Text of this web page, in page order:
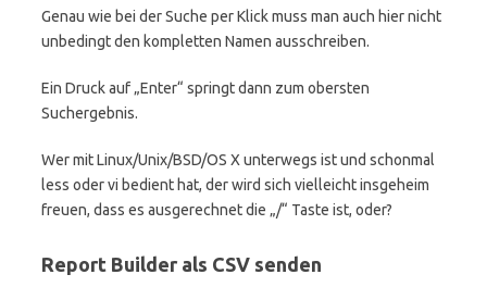
Genau wie bei der Suche per Klick muss man auch hier nicht
unbedingt den kompletten Namen ausschreiben.
Ein Druck auf „Enter“ springt dann zum obersten
Suchergebnis.
Wer mit Linux/Unix/BSD/OS X unterwegs ist und schonmal
less oder vi bedient hat, der wird sich vielleicht insgeheim
freuen, dass es ausgerechnet die „/“ Taste ist, oder?
Report Builder als CSV senden